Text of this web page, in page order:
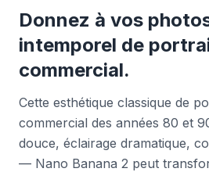
Donnez à vos
intemporel de
commercial.
Cette esthétique classique de
commercial des années 80 et
douce, éclairage dramatique,
— Nano Banana 2 peut